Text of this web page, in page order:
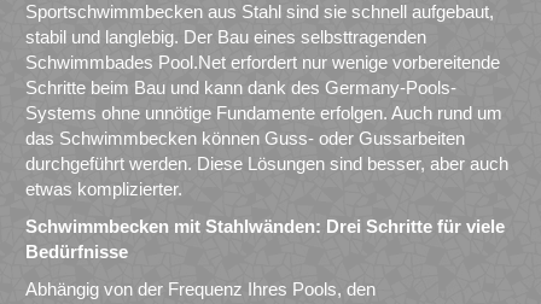
Sportschwimmbecken aus Stahl sind sie schnell aufgebaut,
stabil und langlebig. Der Bau eines selbsttragenden
Schwimmbades Pool.Net erfordert nur wenige vorbereitende
Schritte beim Bau und kann dank des Germany-Pools-
Systems ohne unnötige Fundamente erfolgen. Auch rund um
das Schwimmbecken können Guss- oder Gussarbeiten
durchgeführt werden. Diese Lösungen sind besser, aber auch
etwas komplizierter.
Schwimmbecken mit Stahlwänden: Drei Schritte für viele
Bedürfnisse
Abhängig von der Frequenz Ihres Pools, den